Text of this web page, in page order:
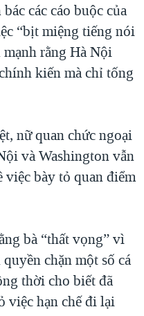
các cáo buộc của
“bịt miệng tiếng nói
rằng Hà Nội
kiến mà chỉ tống
nữ quan chức ngoại
và Washington vẫn
việc bày tỏ quan điểm
bà “thất vọng” vì
chặn một số cá
thời cho biết đã
việc hạn chế đi lại